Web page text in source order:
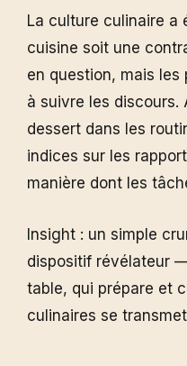
La culture culinaire a
cuisine soit une
en question, mais
à suivre les discours.
dessert dans les
indices sur les
manière dont les
Insight : un simple
dispositif révélateur
table, qui prépare et
culinaires se